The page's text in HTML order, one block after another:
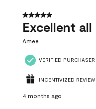
24
Reviews
5 out of 5 stars.
Excellent all
Amee
VERIFIED PURCHASER
INCENTIVIZED REVIEW
4 months ago